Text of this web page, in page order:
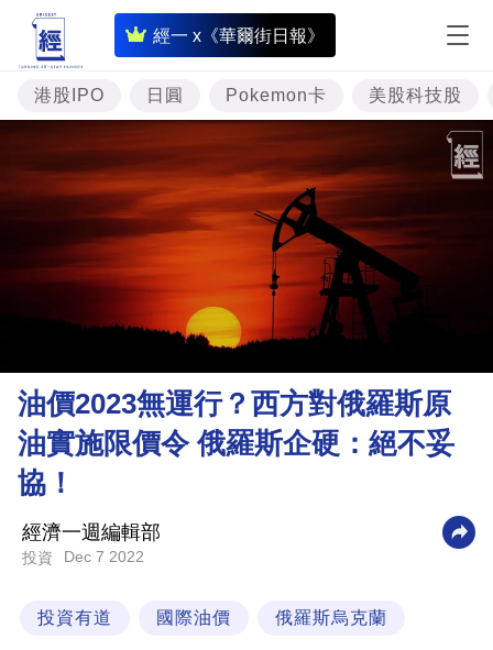
經一 x《華爾街日報》
即
時
財
經
題
投
市
理
財
商
科
技
港股IPO 日圓 Pokemon卡 美股科技股
油價2023無運行？西方對俄羅斯原
油實施限價令 俄羅斯企硬：絕不妥
協！
經濟一週編輯部
投資 Dec 7 2022
投資有道 國際油價 俄羅斯烏克蘭